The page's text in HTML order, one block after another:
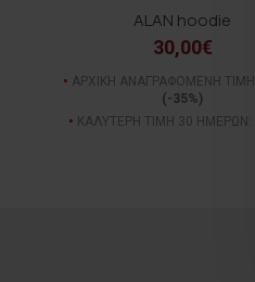
ALAN hoodie
30,00€
ΑΡΧΙΚΗ ΑΝΑΓΡΑΦΟΜΕΝΗ ΤΙΜΗ:
(-35%)
ΚΑΛΥΤΕΡΗ ΤΙΜΗ 30 ΗΜΕΡΩΝ: